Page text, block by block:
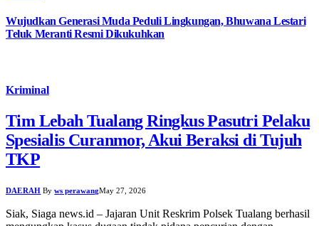
Wujudkan Generasi Muda Peduli Lingkungan, Bhuwana Lestari
Teluk Meranti Resmi Dikukuhkan
Kriminal
Tim Lebah Tualang Ringkus Pasutri Pelaku
Spesialis Curanmor, Akui Beraksi di Tujuh
TKP
DAERAH By ws perawangMay 27, 2026
Siak, Siaga news.id – Jajaran Unit Reskrim Polsek Tualang berhasil